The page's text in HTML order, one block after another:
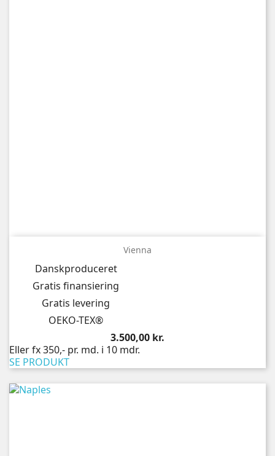
Vienna
Danskproduceret
Gratis finansiering
Gratis levering
OEKO-TEX®
Pris
3.500,00 kr.
Eller fx 350,- pr. md. i 10 mdr.
SE PRODUKT